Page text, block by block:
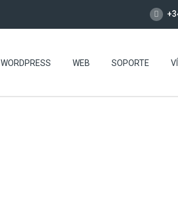
WORDPRESS WEB SOPORTE